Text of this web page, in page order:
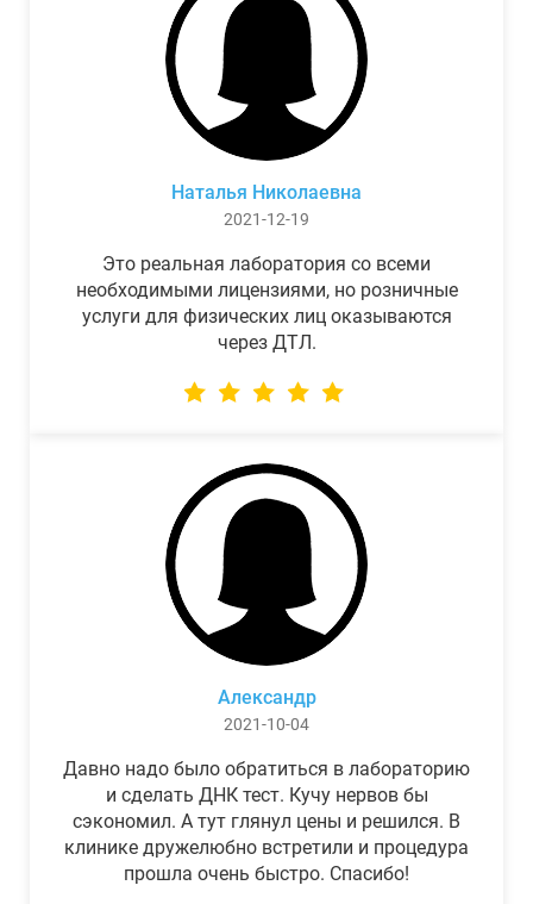
Наталья Николаевна
2021-12-19
Это реальная лаборатория со всеми
необходимыми лицензиями, но розничные
услуги для физических лиц оказываются
через ДТЛ.
Александр
2021-10-04
Давно надо было обратиться в лабораторию
и сделать ДНК тест. Кучу нервов бы
сэкономил. А тут глянул цены и решился. В
клинике дружелюбно встретили и процедура
прошла очень быстро. Спасибо!